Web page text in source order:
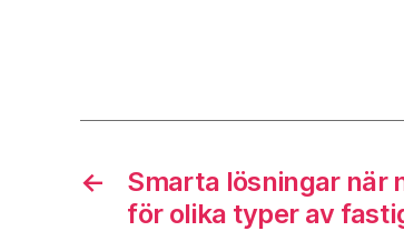
←
Smarta lösningar när
för olika typer av